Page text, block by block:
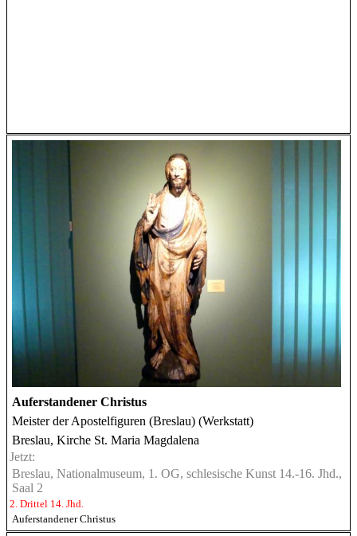
Auferstandener Christus
Meister der Apostelfiguren (Breslau) (Werkstatt)
Breslau, Kirche St. Maria Magdalena
Jetzt:
Breslau, Nationalmuseum, 1. OG, schlesische Kunst 14.-16. Jhd.,
Saal 2
2. Drittel 14. Jhd.
Auferstandener Christus